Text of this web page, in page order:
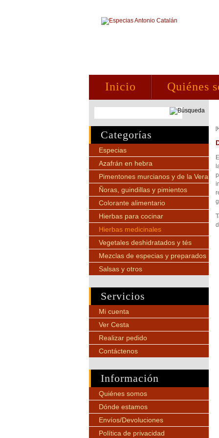
Inicio Quiénes
Categorías
Especias
Azafrán en hebra
Pimentones murcianos y de la Vera
Ñoras, guindillas y pimientos
Colorante alimentario
Hierbas para cocinar
Hierbas medicinales
Vegetales deshidratados y tés
Mezclas de especias y preparados
Salsas y otros
Servicios
Mi cuenta
Ver Cesta
Realizar pedido
Contáctenos
Información
Quiénes somos
Dónde estamos
Envíos/Devoluciones
Política de privacidad